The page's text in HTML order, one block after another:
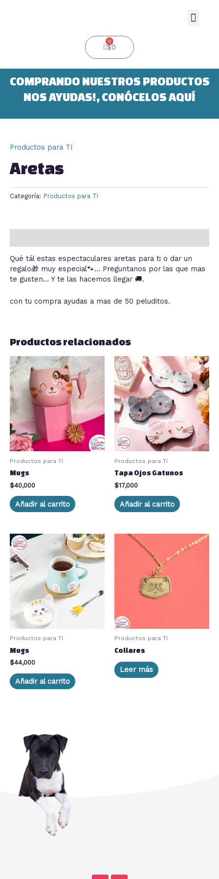
$0
0
Cart
COMPRANDO NUESTROS PRODUCTOS
NOS AYUDAS!, CONÓCELOS AQUÍ
Productos para Tí
Aretas
Categoría: Productos para Tí
Qué tál estas espectaculares aretas para ti o dar un
regalo🎁 muy especial🐾… Preguntanos por las que mas
te gusten… Y te las hacemos llegar 🚚.
con tu compra ayudas a mas de 50 peluditos.
Productos relacionados
Productos para Tí
Mugs
$40,000
Añadir al carrito
Productos para Tí
Tapa Ojos Gatunos
$17,000
Añadir al carrito
Productos para Tí
Mugs
$44,000
Añadir al carrito
Productos para Tí
Collares
Leer más